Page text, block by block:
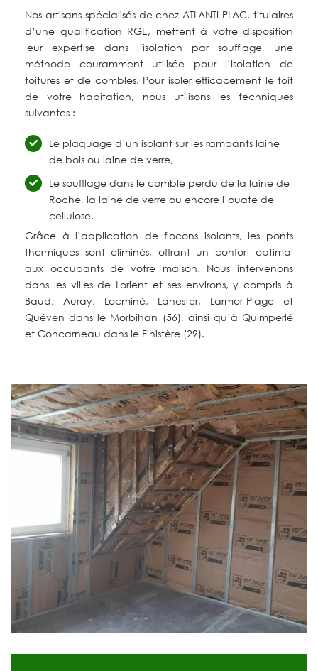
Nos artisans spécialisés de chez ATLANTI PLAC, titulaires
d’une qualification RGE, mettent à votre disposition
leur expertise dans l’isolation par soufflage, une
méthode couramment utilisée pour l’isolation de
toitures et de combles. Pour isoler efficacement le toit
de votre habitation, nous utilisons les techniques
suivantes :
Le plaquage d’un isolant sur les rampants laine
de bois ou laine de verre,
Le soufflage dans le comble perdu de la laine de
Roche, la laine de verre ou encore l’ouate de
cellulose.
Grâce à l’application de flocons isolants, les ponts
thermiques sont éliminés, offrant un confort optimal
aux occupants de votre maison. Nous intervenons
dans les villes de Lorient et ses environs, y compris à
Baud, Auray, Locminé, Lanester, Larmor-Plage et
Quéven dans le Morbihan (56), ainsi qu’à Quimperlé
et Concarneau dans le Finistère (29).